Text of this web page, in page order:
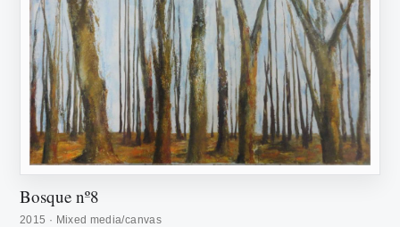
Bosque nº8
2015 · Mixed media/canvas